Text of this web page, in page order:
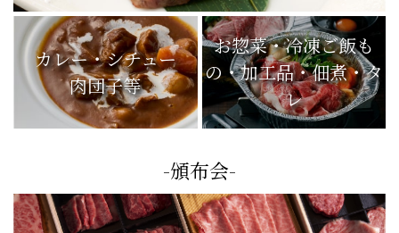
カレー・シチュー
肉団子等
お惣菜・冷凍ご飯も
の・加工品・佃煮・タ
レ
-頒布会-